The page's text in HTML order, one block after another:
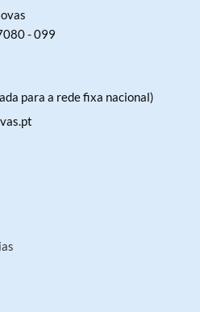
- 099
para a rede fixa nacional)